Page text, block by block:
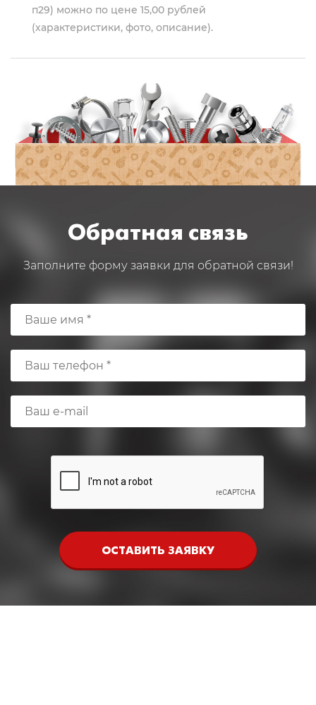
п29) можно по цене 15,00 рублей
(характеристики, фото, описание).
Обратная связь
Заполните форму заявки для обратной связи!
ОСТАВИТЬ ЗАЯВКУ